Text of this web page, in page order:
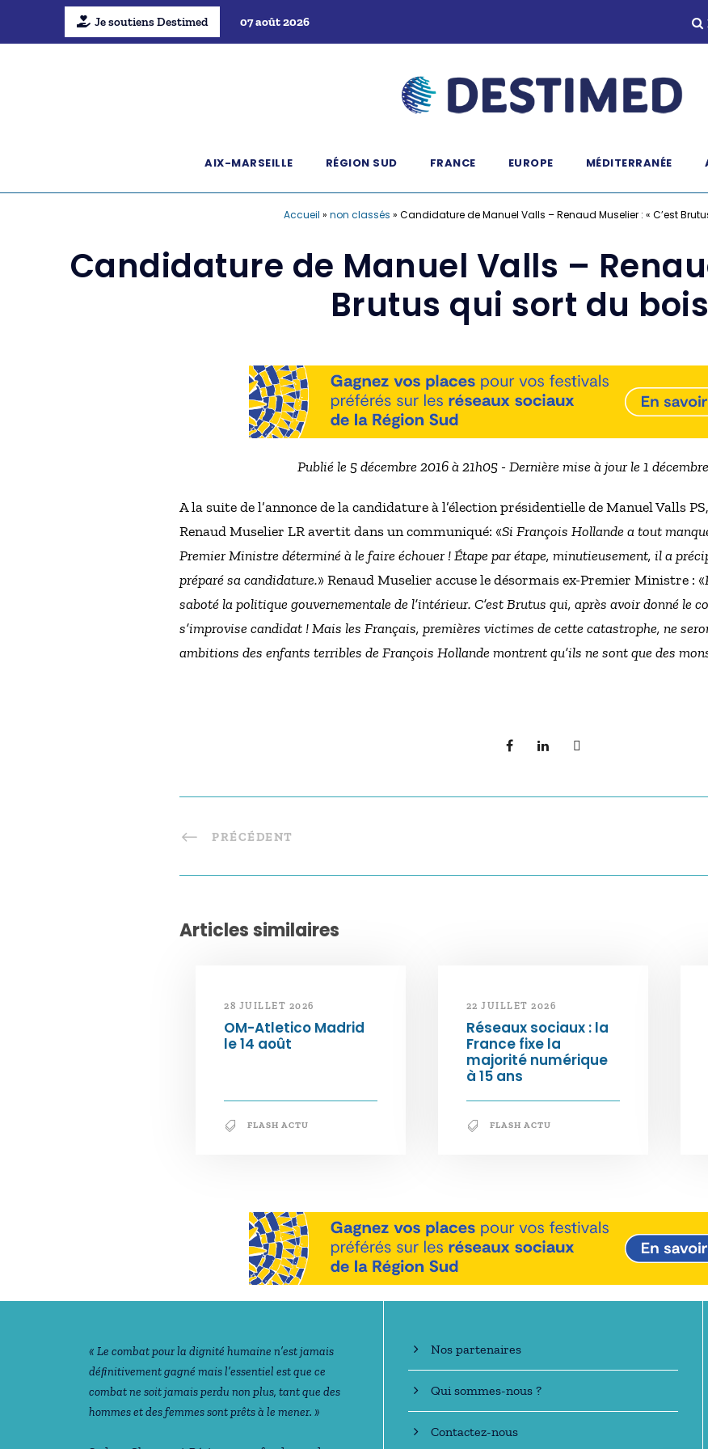
Je soutiens Destimed 07 août 2026
AIX-MARSEILLE RÉGION SUD FRANCE EUROPE MÉDITERRANÉE
Accueil » non classés » Candidature de Manuel Valls – Renaud Muselier : « C’est
Candidature de Manuel Valls –
Brutus qui sort du
Publié le 5 décembre 2016 à 21h05 - Dernière mise à jour le 1
A la suite de l’annonce de la candidature à l’élection présidentielle de Manuel Valls
Renaud Muselier LR avertit dans un communiqué: «Si François Hollande a tout
Premier Ministre déterminé à le faire échouer ! Étape par étape, minutieusement, il a
préparé sa candidature.» Renaud Muselier accuse le désormais ex-Premier Ministre : «
saboté la politique gouvernementale de l’intérieur. C’est Brutus qui, après avoir donné le
s’improvise candidat ! Mais les Français, premières victimes de cette catastrophe, ne
ambitions des enfants terribles de François Hollande montrent qu’ils ne sont que des
PRÉCÉDENT
Articles similaires
28 JUILLET 2026
OM-Atletico Madrid
le 14 août
FLASH ACTU
22 JUILLET 2026
Réseaux sociaux : la
France fixe la
majorité numérique
à 15 ans
FLASH ACTU
Notre philosophie
« Le combat pour la dignité humaine n’est jamais
déﬁnitivement gagné mais l’essentiel est que ce
combat ne soit jamais perdu non plus, tant que des
hommes et des femmes sont prêts à le mener. »
En savoir +
Nos partenaires
Qui sommes-nous ?
Contactez-nous